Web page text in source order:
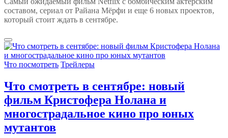
составом, сериал от Райана Мёрфи и еще 6 новых проектов,
который стоит ждать в сентябре.
Что посмотреть Трейлеры
Что смотреть в сентябре: новый
фильм Кристофера Нолана и
многострадальное кино про юных
мутантов